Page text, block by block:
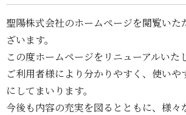
聖陽株式会社のホームページを閲覧いた
ざいます。
この度ホームページをリニューアルいた
ご利用者様により分かりやすく、使いや
にしてまいります。
今後も内容の充実を図るとともに、様々